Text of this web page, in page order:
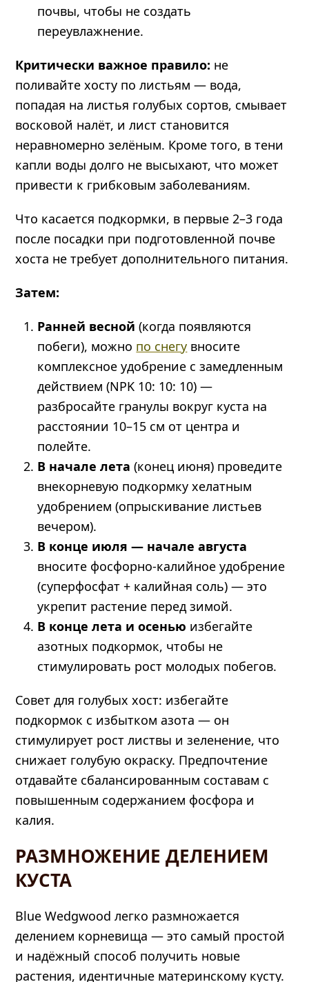
почвы, чтобы не создать
переувлажнение.
Критически важное правило: не
поливайте хосту по листьям — вода,
попадая на листья голубых сортов, смывает
восковой налёт, и лист становится
неравномерно зелёным. Кроме того, в тени
капли воды долго не высыхают, что может
привести к грибковым заболеваниям.
Что касается подкормки, в первые 2–3 года
после посадки при подготовленной почве
хоста не требует дополнительного питания.
Затем:
Ранней весной (когда появляются
побеги), можно по снегу вносите
комплексное удобрение с замедленным
действием (NPK 10: 10: 10) —
разбросайте гранулы вокруг куста на
расстоянии 10–15 см от центра и
полейте.
В начале лета (конец июня) проведите
внекорневую подкормку хелатным
удобрением (опрыскивание листьев
вечером).
В конце июля — начале августа
вносите фосфорно-калийное удобрение
(суперфосфат + калийная соль) — это
укрепит растение перед зимой.
В конце лета и осенью избегайте
азотных подкормок, чтобы не
стимулировать рост молодых побегов.
Совет для голубых хост: избегайте
подкормок с избытком азота — он
стимулирует рост листвы и зеленение, что
снижает голубую окраску. Предпочтение
отдавайте сбалансированным составам с
повышенным содержанием фосфора и
калия.
РАЗМНОЖЕНИЕ ДЕЛЕНИЕМ
КУСТА
Blue Wedgwood легко размножается
делением корневища — это самый простой
и надёжный способ получить новые
растения, идентичные материнскому кусту.